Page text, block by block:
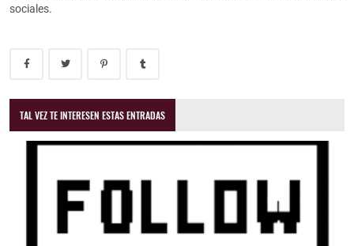
sociales.
TAL VEZ TE INTERESEN ESTAS ENTRADAS